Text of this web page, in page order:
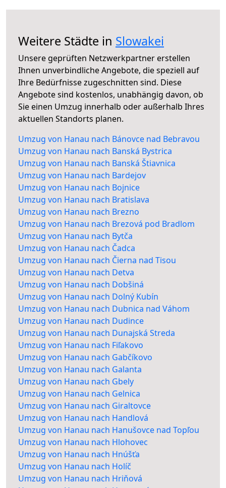
Weitere Städte in Slowakei
Unsere geprüften Netzwerkpartner erstellen
Ihnen unverbindliche Angebote, die speziell auf
Ihre Bedürfnisse zugeschnitten sind. Diese
Angebote sind kostenlos, unabhängig davon, ob
Sie einen Umzug innerhalb oder außerhalb Ihres
aktuellen Standorts planen.
Umzug von Hanau nach Bánovce nad Bebravou
Umzug von Hanau nach Banská Bystrica
Umzug von Hanau nach Banská Štiavnica
Umzug von Hanau nach Bardejov
Umzug von Hanau nach Bojnice
Umzug von Hanau nach Bratislava
Umzug von Hanau nach Brezno
Umzug von Hanau nach Brezová pod Bradlom
Umzug von Hanau nach Bytča
Umzug von Hanau nach Čadca
Umzug von Hanau nach Čierna nad Tisou
Umzug von Hanau nach Detva
Umzug von Hanau nach Dobšiná
Umzug von Hanau nach Dolný Kubín
Umzug von Hanau nach Dubnica nad Váhom
Umzug von Hanau nach Dudince
Umzug von Hanau nach Dunajská Streda
Umzug von Hanau nach Fiľakovo
Umzug von Hanau nach Gabčíkovo
Umzug von Hanau nach Galanta
Umzug von Hanau nach Gbely
Umzug von Hanau nach Gelnica
Umzug von Hanau nach Giraltovce
Umzug von Hanau nach Handlová
Umzug von Hanau nach Hanušovce nad Topľou
Umzug von Hanau nach Hlohovec
Umzug von Hanau nach Hnúšťa
Umzug von Hanau nach Holíč
Umzug von Hanau nach Hriňová